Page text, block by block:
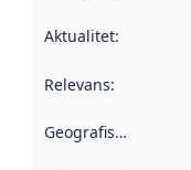
Aktualitet:
Relevans:
Geografisk avgrensning